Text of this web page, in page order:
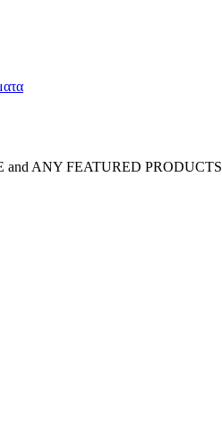
ANY FEATURED PRODUCTS